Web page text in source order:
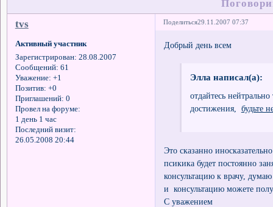
Поделиться29.11.2007 07:37
tvs
Активный участник
Зарегистрирован: 28.08.2007
Сообщений: 61
Уважение: +1
Позитив: +0
Приглашений: 0
Провел на форуме:
1 день 1 час
Последний визит:
26.05.2008 20:44
Добрый день всем
Элла написал(а):
отдайтесь
достижения, будьте
Это сказанно
псикика будет постоянно
консультацию к врачу,
и консультацию можете
С уважением